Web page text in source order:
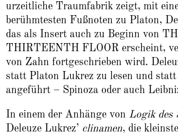
urzeitliche Traumfabrik zeigt, mit
berühmtesten Fußnoten zu Platon,
das als Insert auch zu Beginn von
THIRTEENTH FLOOR erscheint,
von Zahn fortgeschrieben wird.
statt Platon Lukrez zu lesen und
angeführt – Spinoza oder auch
In einem der Anhänge von Logik des
Deleuze Lukrez’ clinamen, die